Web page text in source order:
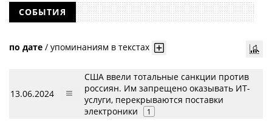
СОБЫТИЯ
по дате / упоминаниям в текстах
13.06.2024
США ввели тотальные санкции против
россиян. Им запрещено оказывать ИТ-
услуги, перекрываются поставки
электроники
1